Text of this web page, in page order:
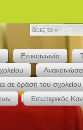
Βρες
»
Επικοινωνία
σε δράση του
Εσωτερικός
Καλαμάτας